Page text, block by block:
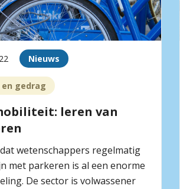
Nieuws
en gedrag
leren van
wetenschappers regelmatig
met parkeren is al een enorme
De sector is volwassener